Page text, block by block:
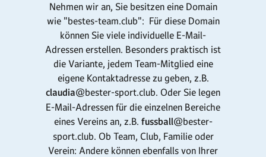
Nehmen wir an, Sie besitzen eine Domain
wie "bestes-team.club": Für diese Domain
können Sie viele individuelle E-Mail-
Adressen erstellen. Besonders praktisch ist
die Variante, jedem Team-Mitglied eine
eigene Kontaktadresse zu geben, z.B.
claudia@bester-sport.club. Oder Sie legen
E-Mail-Adressen für die einzelnen Bereiche
eines Vereins an, z.B. fussball@bester-
sport.club. Ob Team, Club, Familie oder
Verein: Andere können ebenfalls von Ihrer